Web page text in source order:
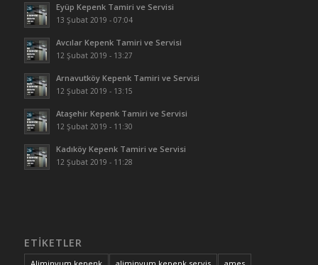
Eyüp Kepenk Tamiri ve Servisi
13 Şubat 2019 - 07:04
Avcılar Kepenk Tamiri ve Servisi
12 Şubat 2019 - 13:27
Arnavutköy Kepenk Tamiri ve Servisi
12 Şubat 2019 - 13:15
Ataşehir Kepenk Tamiri ve Servisi
12 Şubat 2019 - 11:30
Kadıköy Kepenk Tamiri ve Servisi
12 Şubat 2019 - 11:28
ETIKETLER